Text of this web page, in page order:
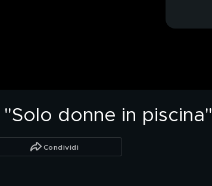
donne in piscina"
Condividi